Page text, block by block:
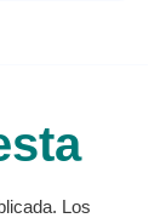
Los